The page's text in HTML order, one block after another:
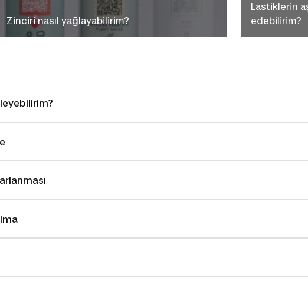
Zinciri nasıl yağlayabilirim?
Lastiklerin
edebilirim?